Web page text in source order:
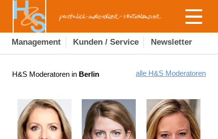
Management Kunden / Service Newsletter
H&S Moderatoren in Berlin alle H&S Moderatoren